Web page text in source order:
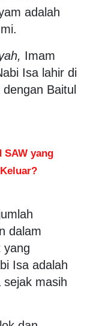
adalah
Imam
Isa lahir di
Baitul
SAW yang
dalam
yang
Isa adalah
masih